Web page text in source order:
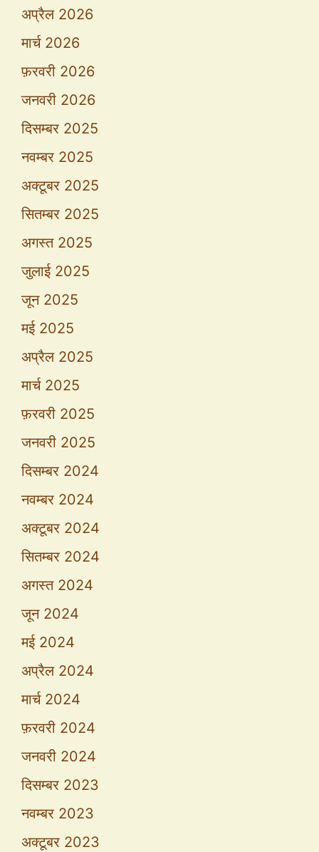
अप्रैल 2026
मार्च 2026
फ़रवरी 2026
जनवरी 2026
दिसम्बर 2025
नवम्बर 2025
अक्टूबर 2025
सितम्बर 2025
अगस्त 2025
जुलाई 2025
जून 2025
मई 2025
अप्रैल 2025
मार्च 2025
फ़रवरी 2025
जनवरी 2025
दिसम्बर 2024
नवम्बर 2024
अक्टूबर 2024
सितम्बर 2024
अगस्त 2024
जून 2024
मई 2024
अप्रैल 2024
मार्च 2024
फ़रवरी 2024
जनवरी 2024
दिसम्बर 2023
नवम्बर 2023
अक्टूबर 2023